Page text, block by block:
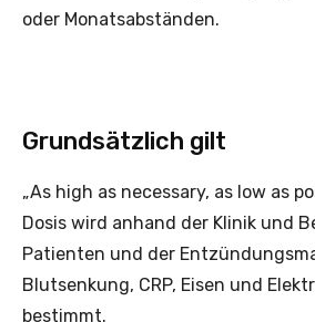
oder Monatsabständen.
Grundsätzlich gilt
„As high as necessary, as low as
Dosis wird anhand der Klinik und
Patienten und der
Blutsenkung, CRP, Eisen und
bestimmt.